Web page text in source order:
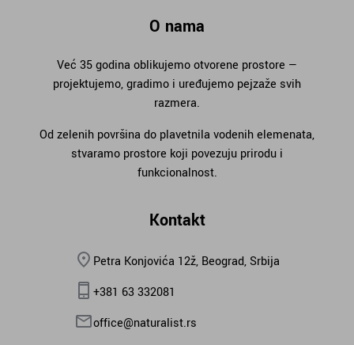
O nama
Već 35 godina oblikujemo otvorene prostore —
projektujemo, gradimo i uređujemo pejzaže svih
razmera.
Od zelenih površina do plavetnila vodenih elemenata,
stvaramo prostore koji povezuju prirodu i
funkcionalnost.
Kontakt
Petra Konjovića 12ž, Beograd, Srbija
+381 63 332081
office@naturalist.rs